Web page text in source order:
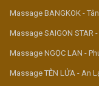
Massage BANGKOK -
Massage SAIGON STAR
Massage NGỌC LAN -
Massage TÊN LỬA - An